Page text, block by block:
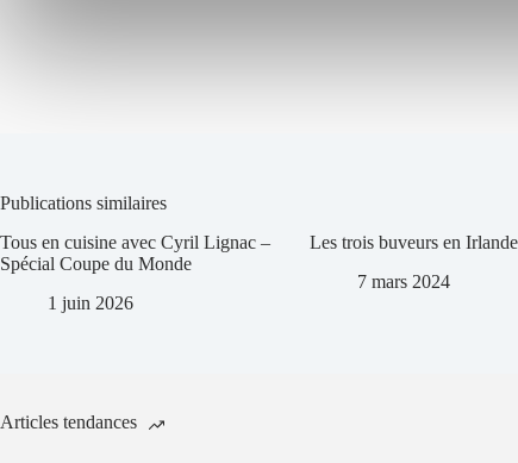
Publications similaires
Tous en cuisine avec Cyril Lignac –
Spécial Coupe du Monde
1 juin 2026
Les trois buveurs en Irlande
7 mars 2024
Articles tendances